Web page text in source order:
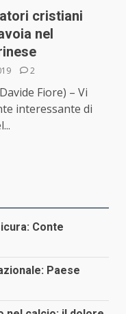
cristiani
nel
2
Fiore) – Vi
interessante di
Conte
Paese